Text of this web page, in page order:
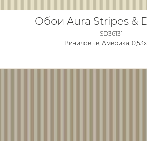
Обои Aura Stripes &
SD36131
Виниловые, Америка,